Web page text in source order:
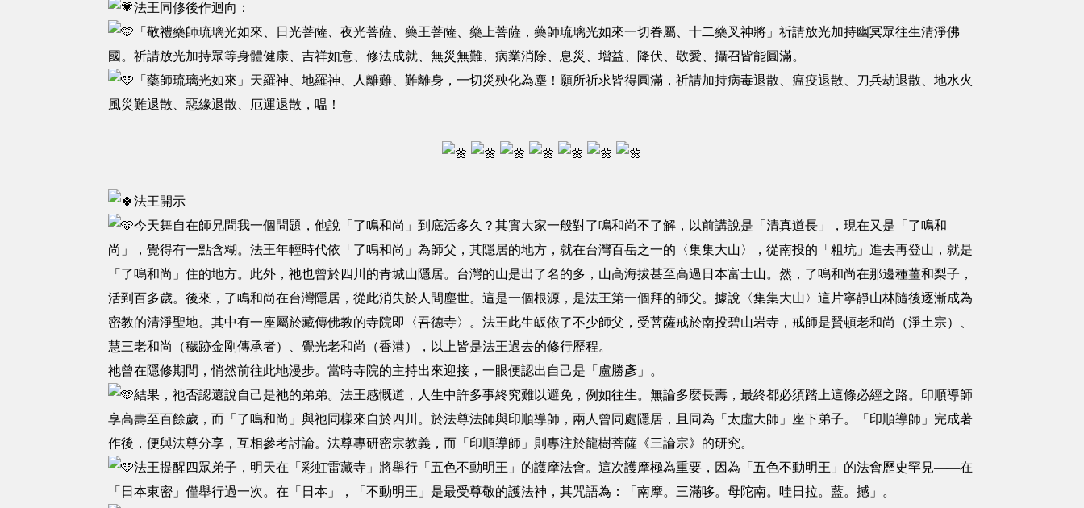
法王同修後作迴向：
「敬禮藥師琉璃光如來、日光菩薩、夜光菩薩、藥王菩薩、藥上菩薩，藥師琉璃光如來一切眷屬、十二藥叉神將」祈請放光加持幽冥眾往生清淨佛
國。祈請放光加持眾等身體健康、吉祥如意、修法成就、無災無難、病業消除、息災、增益、降伏、敬愛、攝召皆能圓滿。
「藥師琉璃光如來」天羅神、地羅神、人離難、難離身，一切災殃化為塵！願所祈求皆得圓滿，祈請加持病毒退散、瘟疫退散、刀兵劫退散、地水火
風災難退散、惡緣退散、厄運退散，嗢！
法王開示
今天舞自在師兄問我一個問題，他說「了鳴和尚」到底活多久？其實大家一般對了鳴和尚不了解，以前講說是「清真道長」，現在又是「了鳴和
尚」，覺得有一點含糊。法王年輕時代依「了鳴和尚」為師父，其隱居的地方，就在台灣百岳之一的〈集集大山〉，從南投的「粗坑」進去再登山，就是
「了鳴和尚」住的地方。此外，祂也曾於四川的青城山隱居。台灣的山是出了名的多，山高海拔甚至高過日本富士山。然，了鳴和尚在那邊種薑和梨子，
活到百多歲。後來，了鳴和尚在台灣隱居，從此消失於人間塵世。這是一個根源，是法王第一個拜的師父。據說〈集集大山〉這片寧靜山林隨後逐漸成為
密教的清淨聖地。其中有一座屬於藏傳佛教的寺院即〈吾德寺〉。法王此生皈依了不少師父，受菩薩戒於南投碧山岩寺，戒師是賢頓老和尚（淨土宗）、
慧三老和尚（穢跡金剛傳承者）、覺光老和尚（香港），以上皆是法王過去的修行歷程。
祂曾在隱修期間，悄然前往此地漫步。當時寺院的主持出來迎接，一眼便認出自己是「盧勝彥」。
結果，祂否認還說自己是祂的弟弟。法王感慨道，人生中許多事終究難以避免，例如往生。無論多麼長壽，最終都必須踏上這條必經之路。印順導師
享高壽至百餘歲，而「了鳴和尚」與祂同樣來自於四川。於法尊法師與印順導師，兩人曾同處隱居，且同為「太虛大師」座下弟子。「印順導師」完成著
作後，便與法尊分享，互相參考討論。法尊專研密宗教義，而「印順導師」則專注於龍樹菩薩《三論宗》的研究。
法王提醒四眾弟子，明天在「彩虹雷藏寺」將舉行「五色不動明王」的護摩法會。這次護摩極為重要，因為「五色不動明王」的法會歷史罕見——在
「日本東密」僅舉行過一次。在「日本」，「不動明王」是最受尊敬的護法神，其咒語為：「南摩。三滿哆。母陀南。哇日拉。藍。撼」。